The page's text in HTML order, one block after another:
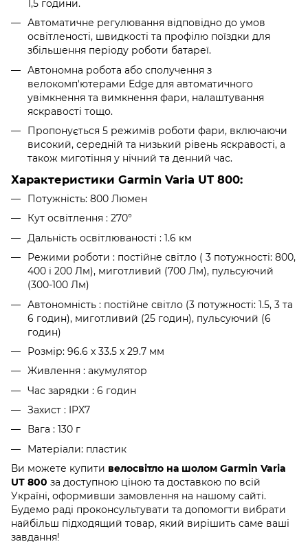
1,5 години.
Автоматичне регулювання відповідно до умов
освітленості, швидкості та профілю поїздки для
збільшення періоду роботи батареї.
Автономна робота або сполучення з
велокомп'ютерами Edge для автоматичного
увімкнення та вимкнення фари, налаштування
яскравості тощо.
Пропонується 5 режимів роботи фари, включаючи
високий, середній та низький рівень яскравості, а
також миготіння у нічний та денний час.
Характеристики Garmin Varia UT 800:
Потужність: 800 Люмен
Кут освітлення : 270°
Дальність освітлюваності : 1.6 км
Режими роботи : постійне світло ( 3 потужності: 800,
400 і 200 Лм), миготливий (700 Лм), пульсуючий
(300-100 Лм)
Автономність : постійне світло (3 потужності: 1.5, 3 та
6 годин), миготливий (25 годин), пульсуючий (6
годин)
Розмір: 96.6 x 33.5 x 29.7 мм
Живлення : акумулятор
Час зарядки : 6 годин
Захист : IPX7
Вага : 130 г
Матеріали: пластик
Ви можете купити велосвітло на шолом Garmin Varia
UT 800 за доступною ціною та доставкою по всій
Україні, оформивши замовлення на нашому сайті.
Будемо раді проконсультувати та допомогти вибрати
найбільш підходящий товар, який вирішить саме ваші
завдання!